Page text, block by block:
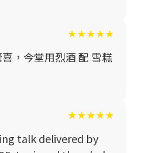
★★★★★
，今堂用烈酒 配 雪糕
★★★★★
talk delivered by